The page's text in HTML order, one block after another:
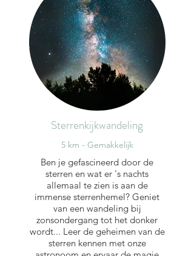
Sterrenkijkwandeling
5 km - Gemakkelijk
Ben je gefascineerd door de
sterren en wat er 's nachts
allemaal te zien is aan de
immense sterrenhemel? Geniet
van een wandeling bij
zonsondergang tot het donker
wordt... Leer de geheimen van de
sterren kennen met onze